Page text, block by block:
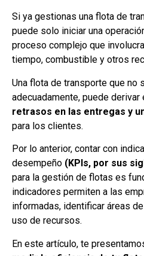
Si ya gestionas una flota de
puede solo iniciar una
proceso complejo que
tiempo, combustible y otros
Una flota de transporte que no
adecuadamente, puede derivar
retrasos en las entregas y
para los clientes.
Por lo anterior, contar con
desempeño (KPIs, por sus
para la gestión de flotas es
indicadores permiten a las
informadas, identificar áreas
uso de recursos.
En este artículo, te